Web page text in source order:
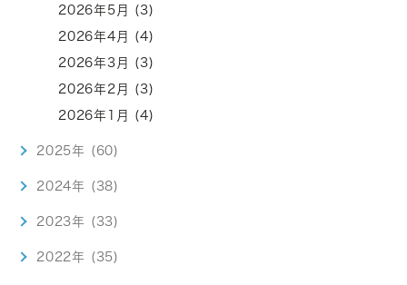
2026年5月 (3)
2026年4月 (4)
2026年3月 (3)
2026年2月 (3)
2026年1月 (4)
2025年 (60)
2024年 (38)
2023年 (33)
2022年 (35)